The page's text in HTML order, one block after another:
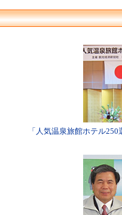
「人気温泉旅館ホテル